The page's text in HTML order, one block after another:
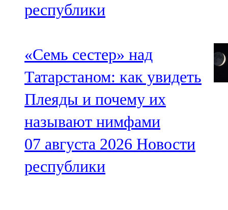
республики
«Семь сестер» над
Татарстаном: как увидеть
Плеяды и почему их
называют нимфами
07 августа 2026 Новости
республики